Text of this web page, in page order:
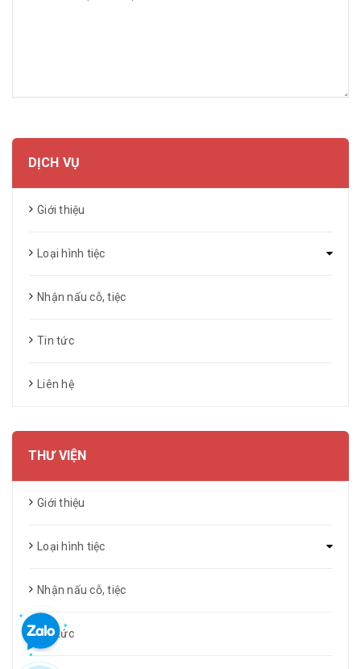
DỊCH VỤ
Giới thiệu
Loại hình tiệc
Nhận nấu cỗ, tiệc
Tin tức
Liên hệ
THƯ VIỆN
Giới thiệu
Loại hình tiệc
Nhận nấu cỗ, tiệc
Tin tức